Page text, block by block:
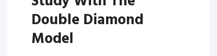
Double Diamond
Model